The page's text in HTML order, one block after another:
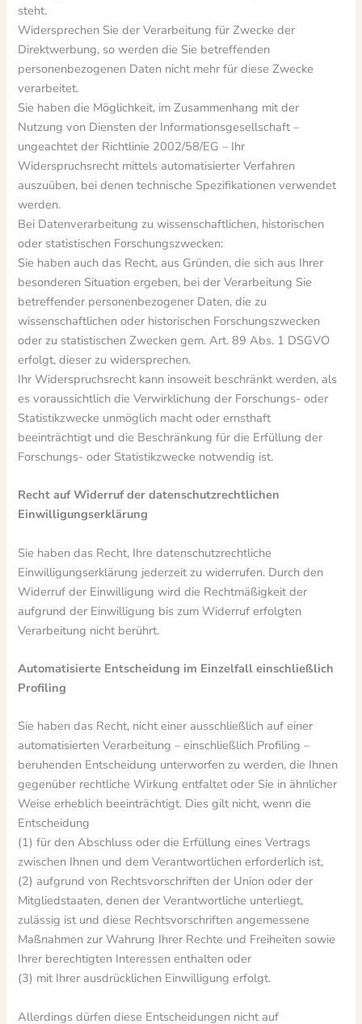
steht.
Widersprechen Sie der Verarbeitung für Zwecke der
Direktwerbung, so werden die Sie betreffenden
personenbezogenen Daten nicht mehr für diese Zwecke
verarbeitet.
Sie haben die Möglichkeit, im Zusammenhang mit der
Nutzung von Diensten der Informationsgesellschaft –
ungeachtet der Richtlinie 2002/58/EG – Ihr
Widerspruchsrecht mittels automatisierter Verfahren
auszuüben, bei denen technische Spezifikationen verwendet
werden.
Bei Datenverarbeitung zu wissenschaftlichen, historischen
oder statistischen Forschungszwecken:
Sie haben auch das Recht, aus Gründen, die sich aus Ihrer
besonderen Situation ergeben, bei der Verarbeitung Sie
betreffender personenbezogener Daten, die zu
wissenschaftlichen oder historischen Forschungszwecken
oder zu statistischen Zwecken gem. Art. 89 Abs. 1 DSGVO
erfolgt, dieser zu widersprechen.
Ihr Widerspruchsrecht kann insoweit beschränkt werden, als
es voraussichtlich die Verwirklichung der Forschungs- oder
Statistikzwecke unmöglich macht oder ernsthaft
beeinträchtigt und die Beschränkung für die Erfüllung der
Forschungs- oder Statistikzwecke notwendig ist.
Recht auf Widerruf der datenschutzrechtlichen
Einwilligungserklärung
Sie haben das Recht, Ihre datenschutzrechtliche
Einwilligungserklärung jederzeit zu widerrufen. Durch den
Widerruf der Einwilligung wird die Rechtmäßigkeit der
aufgrund der Einwilligung bis zum Widerruf erfolgten
Verarbeitung nicht berührt.
Automatisierte Entscheidung im Einzelfall einschließlich
Profiling
Sie haben das Recht, nicht einer ausschließlich auf einer
automatisierten Verarbeitung – einschließlich Profiling –
beruhenden Entscheidung unterworfen zu werden, die Ihnen
gegenüber rechtliche Wirkung entfaltet oder Sie in ähnlicher
Weise erheblich beeinträchtigt. Dies gilt nicht, wenn die
Entscheidung
(1) für den Abschluss oder die Erfüllung eines Vertrags
zwischen Ihnen und dem Verantwortlichen erforderlich ist,
(2) aufgrund von Rechtsvorschriften der Union oder der
Mitgliedstaaten, denen der Verantwortliche unterliegt,
zulässig ist und diese Rechtsvorschriften angemessene
Maßnahmen zur Wahrung Ihrer Rechte und Freiheiten sowie
Ihrer berechtigten Interessen enthalten oder
(3) mit Ihrer ausdrücklichen Einwilligung erfolgt.
Allerdings dürfen diese Entscheidungen nicht auf